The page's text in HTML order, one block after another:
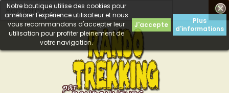

Notre boutique utilise des cookies pour
améliorer l'expérience utilisateur et nous
vous recommandons d'accepter leur
utilisation pour profiter pleinement de
votre navigation.
J'accepte
Plus
d'informations